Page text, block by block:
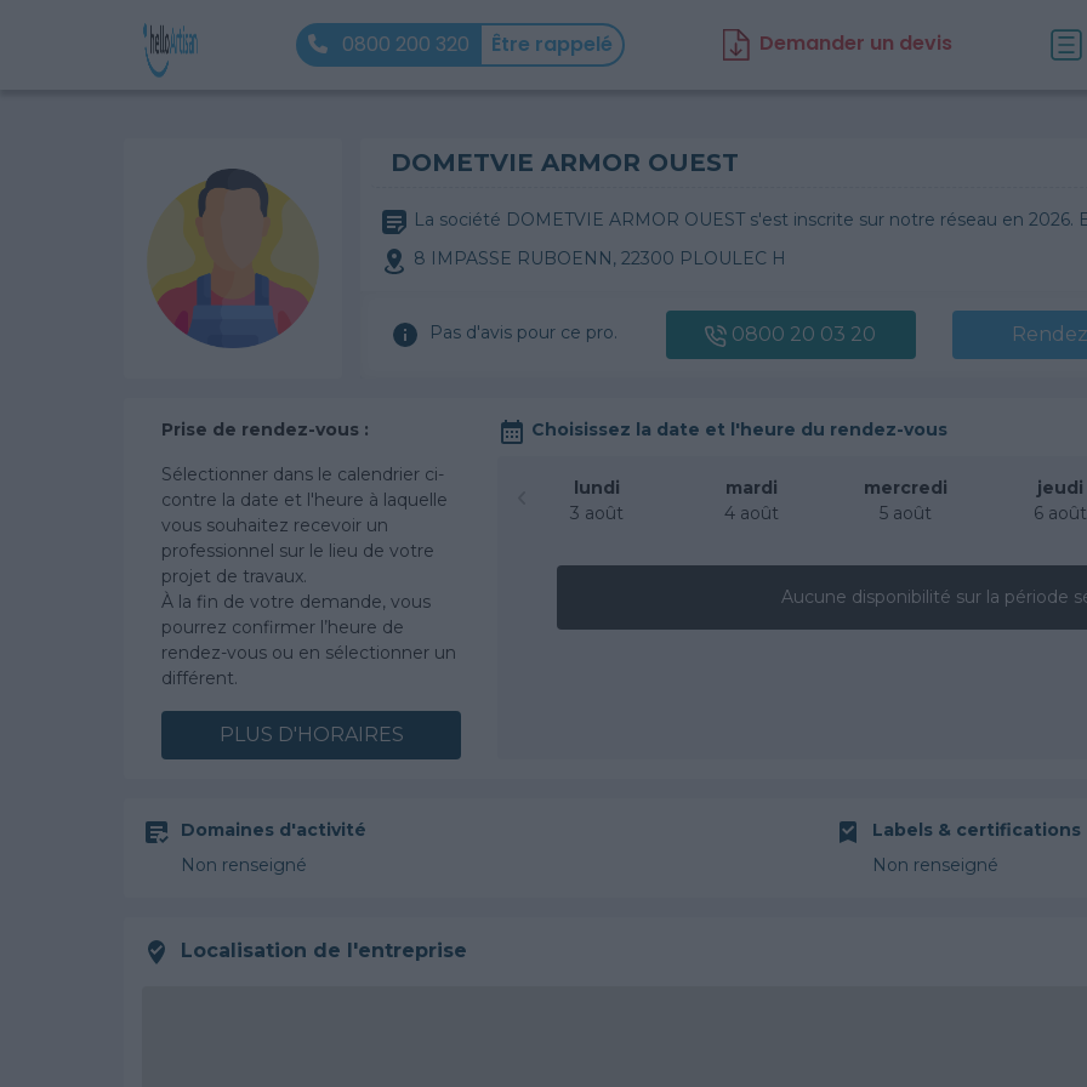
0800 200 320 Être rappelé Demander un devis
DOMETVIE ARMOR OUEST
La société DOMETVIE ARMOR OUEST s'est inscrite sur notre réseau en
8 IMPASSE RUBOENN, 22300 PLOULEC H
Pas d'avis pour ce pro. 0800 20 03 20
Prise de rendez-vous :
Sélectionner dans le calendrier ci-
contre la date et l'heure à laquelle
vous souhaitez recevoir un
professionnel sur le lieu de votre
projet de travaux.
À la fin de votre demande, vous
pourrez confirmer l’heure de
rendez-vous ou en sélectionner un
différent.
PLUS D'HORAIRES
Choisissez la date et l'heure du rendez-vous
lundi
3 août
mardi
4 août
mercredi
5 août
jeudi
6 août
Aucune disponibilité sur la période
Domaines d'activité
Non renseigné
Labels & certifications
Non renseigné
Localisation de l'entreprise